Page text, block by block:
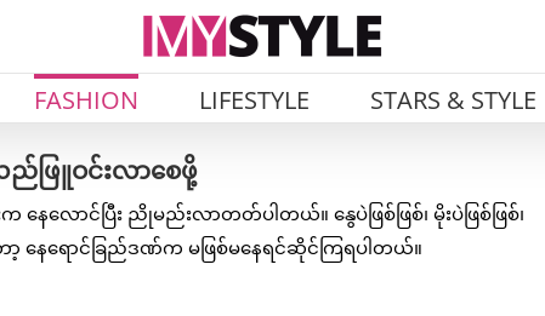
FASHION LIFESTYLE STARS & STYLE
ဖြူဝင်းလာစေဖို့
ေလောင်ပြီး ညိုမည်းလာတတ်ပါတယ်။ နွေပဲဖြစ်ဖြစ်၊ မိုးပဲဖြစ်ဖြစ်၊
ေရောင်ခြည်ဒဏ်က မဖြစ်မနေရင်ဆိုင်ကြရပါတယ်။